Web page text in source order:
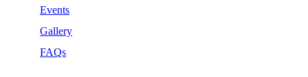
Events
Gallery
FAQs